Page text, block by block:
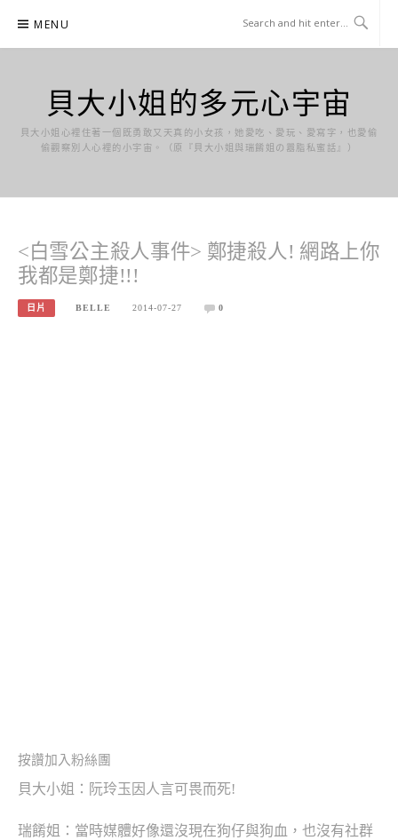
content
MENU
貝大小姐的多元心宇宙
貝大小姐心裡住著一個既勇敢又天真的小女孩，她愛吃、愛玩、愛寫字，也愛偷
偷觀察別人心裡的小宇宙。（原『貝大小姐與瑞餚姐の囂脂私蜜話』）
<白雪公主殺人事件> 鄭捷殺人! 網路上你
我都是鄭捷!!!
日片 BELLE 2014-07-27 0
按讚加入粉絲團
貝大小姐：阮玲玉因人言可畏而死!
瑞餚姐：當時媒體好像還沒現在狗仔與狗血，也沒有社群